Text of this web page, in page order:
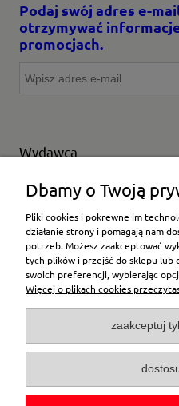
Podaj swój adres e-
otrzymywać
promocjach.
Wydawca
Wybierz producenta
Moje
O
Dbamy o Twoją
Pliki cookies i pokrewne im
działanie strony i pomagają nam
potrzeb. Możesz zaakceptować
tych plików i przejść do sklepu lub
swoich preferencji, wybierając
Więcej o plikach cookies
zaakceptuj